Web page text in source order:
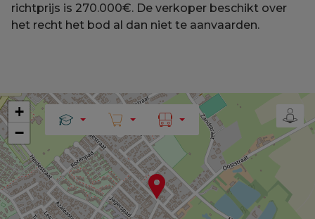
richtprijs is 270.000€. De verkoper beschikt over
het recht het bod al dan niet te aanvaarden.
+
−